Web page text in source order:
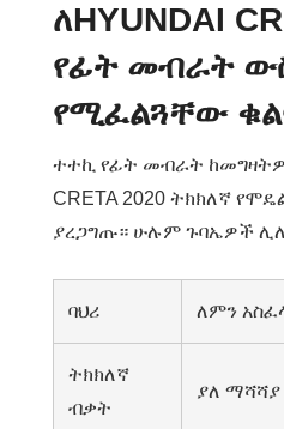
ለHYUNDAI
የፊት መብራት
የሚፈልጓቸው
ተተኪ የፊት መብራት ከመግዛትዎ
CRETA 2020 ትክክለኛ
ያረጋግጡ። ሁሉም ጉባኤዎች
ባህሪ ለምን
ትክክለኛ
ብቃት
ያለ